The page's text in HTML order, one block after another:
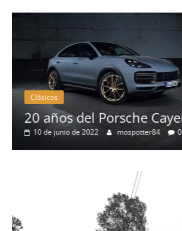
Clásicos
20 años del Porsche Cayenne
10 de junio de 2022 mospotter84